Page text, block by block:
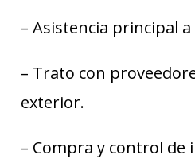
– Asistencia principal a
– Trato con
exterior.
– Compra y control de